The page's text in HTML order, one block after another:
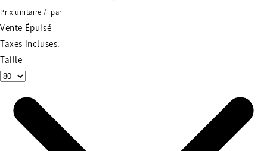
Prix unitaire / par
Vente Épuisé
Taxes incluses.
Taille